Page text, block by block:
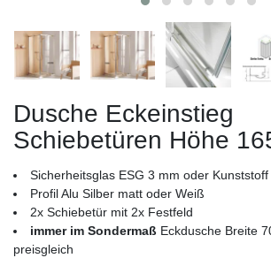
Dusche Eckeinstieg
Schiebetüren Höhe
Sicherheitsglas ESG 3 mm oder Kunststoff
Profil Alu Silber matt oder Weiß
2x Schiebetür mit 2x Festfeld
immer im Sondermaß Eckdusche Breite
preisgleich